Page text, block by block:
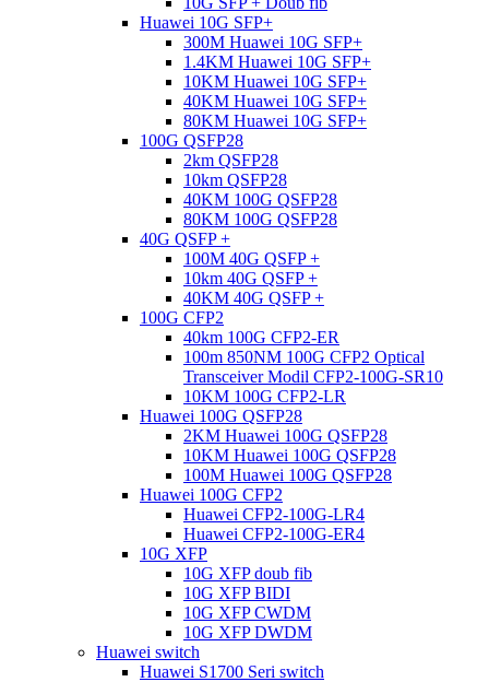
Huawei 10G SFP+
300M Huawei 10G SFP+
1.4KM Huawei 10G SFP+
10KM Huawei 10G SFP+
40KM Huawei 10G SFP+
80KM Huawei 10G SFP+
100G QSFP28
2km QSFP28
10km QSFP28
40KM 100G QSFP28
80KM 100G QSFP28
40G QSFP +
100M 40G QSFP +
10km 40G QSFP +
40KM 40G QSFP +
100G CFP2
40km 100G CFP2-ER
100m 850NM 100G CFP2 Optical
Transceiver Modil CFP2-100G-SR10
10KM 100G CFP2-LR
Huawei 100G QSFP28
2KM Huawei 100G QSFP28
10KM Huawei 100G QSFP28
100M Huawei 100G QSFP28
Huawei 100G CFP2
Huawei CFP2-100G-LR4
Huawei CFP2-100G-ER4
10G XFP
10G XFP doub fib
10G XFP BIDI
10G XFP CWDM
10G XFP DWDM
Huawei switch
Huawei S1700 Seri switch